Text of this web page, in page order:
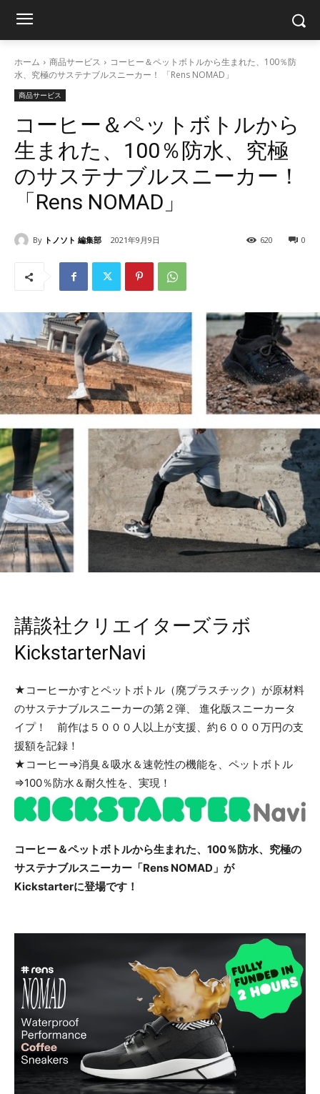
ホーム 商品サービス
コーヒー＆ペットボトルから生まれた、100％防
水、究極のサステナブルスニーカー！ 「Rens NOMAD」
商品サービス
コーヒー＆ペットボトルから
生まれた、100％防水、究極
のサステナブルスニーカー！
「Rens NOMAD」
By トノソト 編集部 2021年9月9日 0
620
講談社クリエイターズラボ
KickstarterNavi
★コーヒーかすとペットボトル（廃プラスチック）が原材料
のサステナブルスニーカーの第２弾、 進化版スニーカータ
イプ！ 前作は５０００人以上が支援、約６０００万円の支
援額を記録！
★コーヒー⇒消臭＆吸水＆速乾性の機能を、ペットボトル
⇒100％防水＆耐久性を、実現！
コーヒー＆ペットボトルから生まれた、 100％防水、究極の
サステナブルスニーカー「Rens NOMAD」が
Kickstarterに登場です！